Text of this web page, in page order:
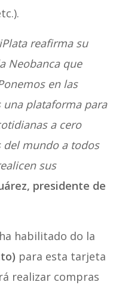
.
reafirma su
Neobanca que
en las
plataforma para
a cero
del mundo a todos
sus
presidente de
habilitado do la
para esta tarjeta
realizar compras